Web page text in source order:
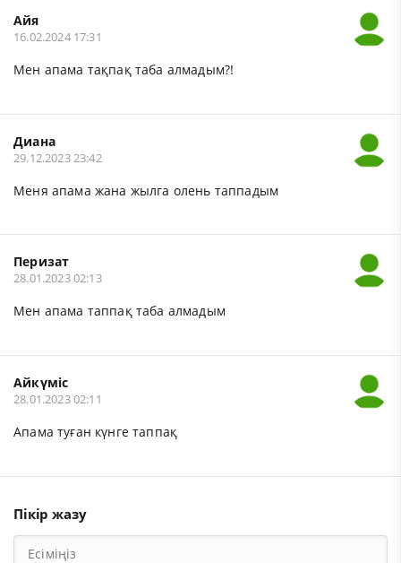
Айя
16.02.2024 17:31
Мен апама тақпақ таба алмадым?!
Диана
29.12.2023 23:42
Меня апама жана жылга олень таппадым
Перизат
28.01.2023 02:13
Мен апама таппақ таба алмадым
Айкүміс
28.01.2023 02:11
Апама туған күнге таппақ
Пікір жазу